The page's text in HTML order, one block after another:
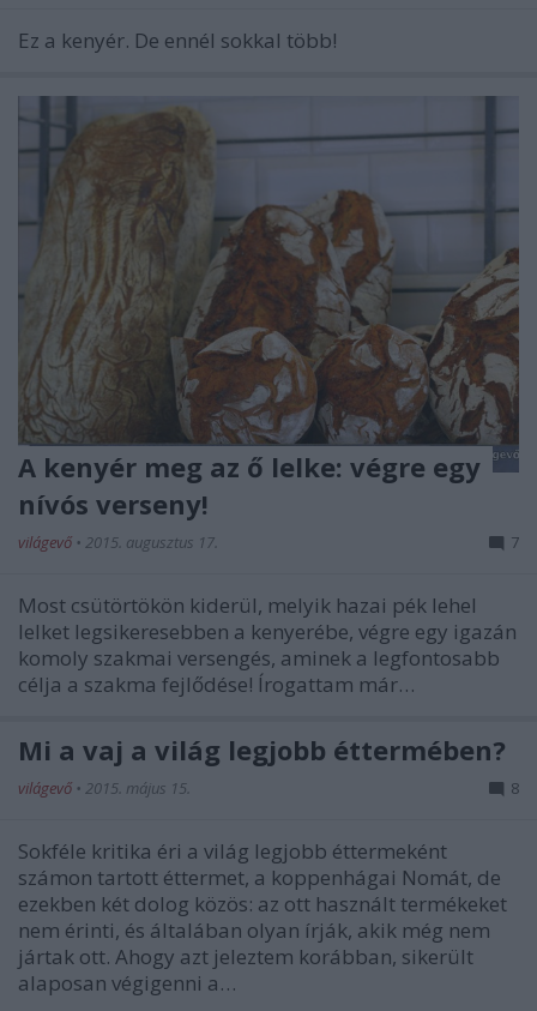
Ez a kenyér. De ennél sokkal több!
A kenyér meg az ő lelke: végre egy
nívós verseny!
világevő • 2015. augusztus 17. 7
Most csütörtökön kiderül, melyik hazai pék lehel
lelket legsikeresebben a kenyerébe, végre egy igazán
komoly szakmai versengés, aminek a legfontosabb
célja a szakma fejlődése! Írogattam már…
Mi a vaj a világ legjobb éttermében?
világevő • 2015. május 15. 8
Sokféle kritika éri a világ legjobb éttermeként
számon tartott éttermet, a koppenhágai Nomát, de
ezekben két dolog közös: az ott használt termékeket
nem érinti, és általában olyan írják, akik még nem
jártak ott. Ahogy azt jeleztem korábban, sikerült
alaposan végigenni a…